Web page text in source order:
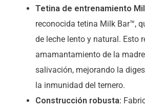
Tetina de entrenamiento
reconocida tetina Milk Bar™,
de leche lento y natural. Esto
amamantamiento de la
salivación, mejorando la
la inmunidad del ternero.
Construcción robusta: